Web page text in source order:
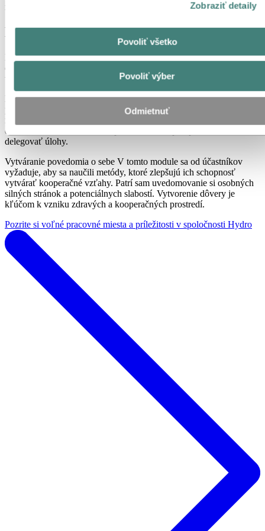
Zobraziť detaily
Povoliť všetko
Povoliť výber
Odmietnuť
realizovala v roku 2016.
Kľúčom k rastu je snaha vzdelávať sa
Hydro do programu vyberá zamestnancov z rôznych krajín,
obchodných oblastí a pracovných pozícií. Program Young Talents
tvoria dva moduly:
Budovanie sietí. Účastníci sú rozdelení do skupín a pracujú s
prípadovými štúdiami. Každá skupina má na podporu prideleného
mentora. Skupiny pracujú s prípadovými štúdiami medzi týmito
dvomi modulmi a musia si naplánovať, ako spolupracovať a
delegovať úlohy.
Vytváranie povedomia o sebe V tomto module sa od účastníkov
vyžaduje, aby sa naučili metódy, ktoré zlepšujú ich schopnosť
vytvárať kooperačné vzťahy. Patrí sam uvedomovanie si osobných
silných stránok a potenciálnych slabostí. Vytvorenie dôvery je
kľúčom k vzniku zdravých a kooperačných prostredí.
Pozrite si voľné pracovné miesta a príležitosti v spoločnosti Hydro